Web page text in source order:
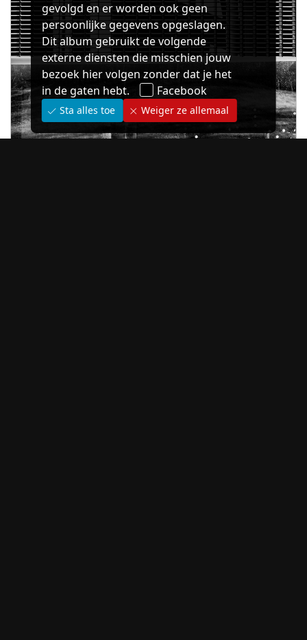
gevolgd en er worden ook geen
persoonlijke gegevens opgeslagen.
Dit album gebruikt de volgende
externe diensten die misschien jouw
bezoek hier volgen zonder dat je het
in de gaten hebt.
Facebook
Sta alles toe Weiger ze allemaal